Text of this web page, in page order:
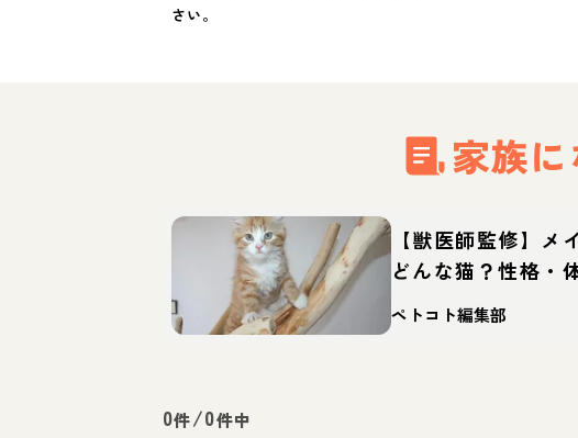
さい。
家族
【獣医師監修】メ
どんな猫？性格・
徴・迎え方
ペトコト編集部
0件/0件中